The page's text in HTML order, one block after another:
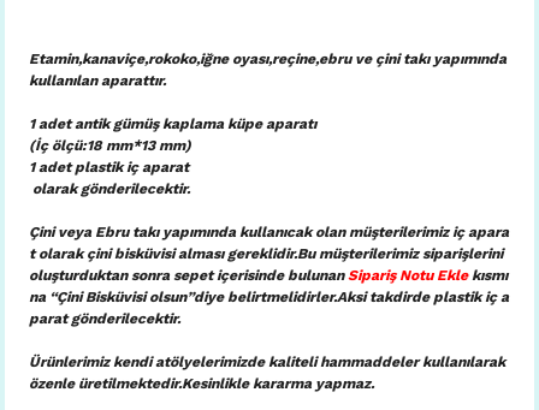
Etamin,kanaviçe,rokoko,iğne oyası,reçine,ebru ve çini takı yapımında
kullanılan aparattır.
1 adet antik gümüş kaplama küpe aparatı
(İç ölçü:18 mm*13 mm)
1 adet plastik iç aparat
olarak gönderilecektir.
Çini veya Ebru takı yapımında kullanıcak olan müşterilerimiz iç apara
t olarak çini bisküvisi alması gereklidir.Bu müşterilerimiz siparişlerini
oluşturduktan sonra sepet içerisinde bulunanSipariş Notu Eklekısmı
na “Çini Bisküvisi olsun”diye belirtmelidirler.Aksi takdirde plastik iç a
parat gönderilecektir.
Ürünlerimiz kendi atölyelerimizde kaliteli hammaddeler kullanılarak
özenle üretilmektedir.Kesinlikle kararma yapmaz.